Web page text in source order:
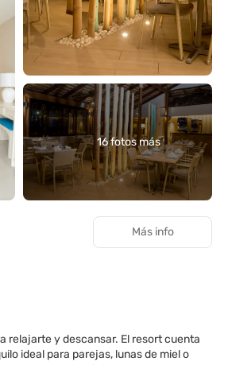
16 fotos más
relajarte y descansar. El resort cuenta
ideal para parejas, lunas de miel o
Más info